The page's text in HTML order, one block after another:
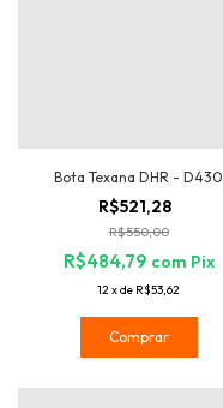
Bota Texana DHR - D430
R$521,28
R$550,00
R$484,79 com Pix
12xde R$53,62
Comprar